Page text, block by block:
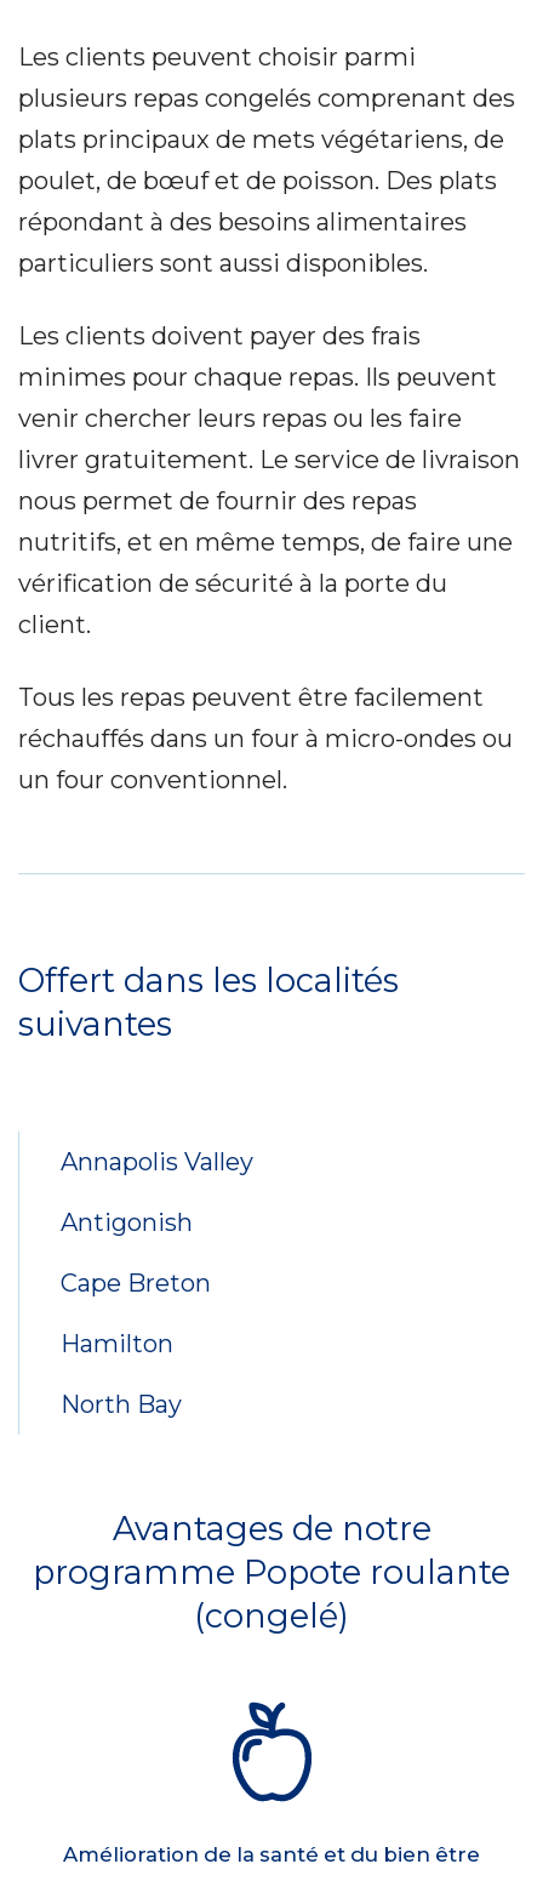
Les clients peuvent choisir parmi
plusieurs repas congelés comprenant des
plats principaux de mets végétariens, de
poulet, de bœuf et de poisson. Des plats
répondant à des besoins alimentaires
particuliers sont aussi disponibles.
Les clients doivent payer des frais
minimes pour chaque repas. Ils peuvent
venir chercher leurs repas ou les faire
livrer gratuitement. Le service de livraison
nous permet de fournir des repas
nutritifs, et en même temps, de faire une
vérification de sécurité à la porte du
client.
Tous les repas peuvent être facilement
réchauffés dans un four à micro-ondes ou
un four conventionnel.
Offert dans les localités
suivantes
Annapolis Valley
Antigonish
Cape Breton
Hamilton
North Bay
Avantages de notre
programme Popote roulante
(congelé)
Amélioration de la santé et du bien être